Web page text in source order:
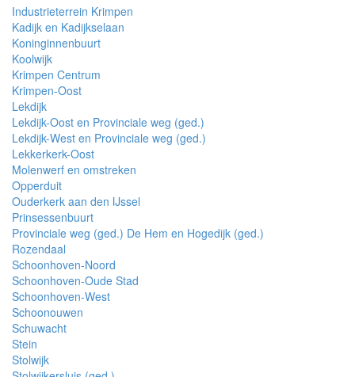
Industrieterrein Krimpen
Kadijk en Kadijkselaan
Koninginnenbuurt
Koolwijk
Krimpen Centrum
Krimpen-Oost
Lekdijk
Lekdijk-Oost en Provinciale weg (ged.)
Lekdijk-West en Provinciale weg (ged.)
Lekkerkerk-Oost
Molenwerf en omstreken
Opperduit
Ouderkerk aan den IJssel
Prinsessenbuurt
Provinciale weg (ged.) De Hem en Hogedijk (ged.)
Rozendaal
Schoonhoven-Noord
Schoonhoven-Oude Stad
Schoonhoven-West
Schoonouwen
Schuwacht
Stein
Stolwijk